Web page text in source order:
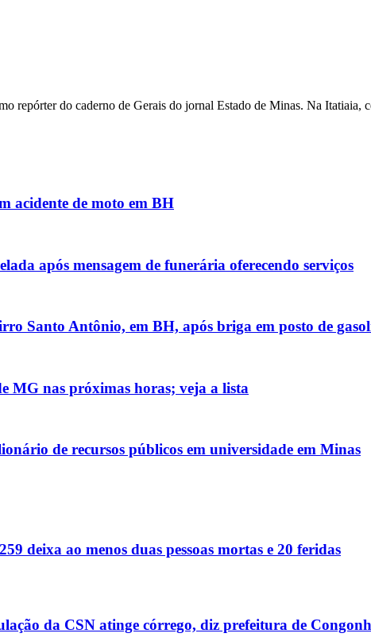
repórter do caderno de Gerais do jornal Estado de Minas. Na Itatiaia,
acidente de moto em BH
após mensagem de funerária oferecendo serviços
Santo Antônio, em BH, após briga em posto de
MG nas próximas horas; veja a lista
de recursos públicos em universidade em Minas
deixa ao menos duas pessoas mortas e 20 feridas
da CSN atinge córrego, diz prefeitura de